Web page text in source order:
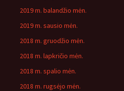
2019 m. balandžio mėn.
2019 m. sausio mėn.
2018 m. gruodžio mėn.
2018 m. lapkričio mėn.
2018 m. spalio mėn.
2018 m. rugsėjo mėn.